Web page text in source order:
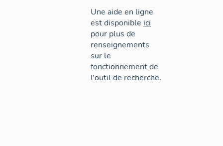
Une aide en ligne
est disponible ici
pour plus de
renseignements
sur le
fonctionnement de
l'outil de recherche.